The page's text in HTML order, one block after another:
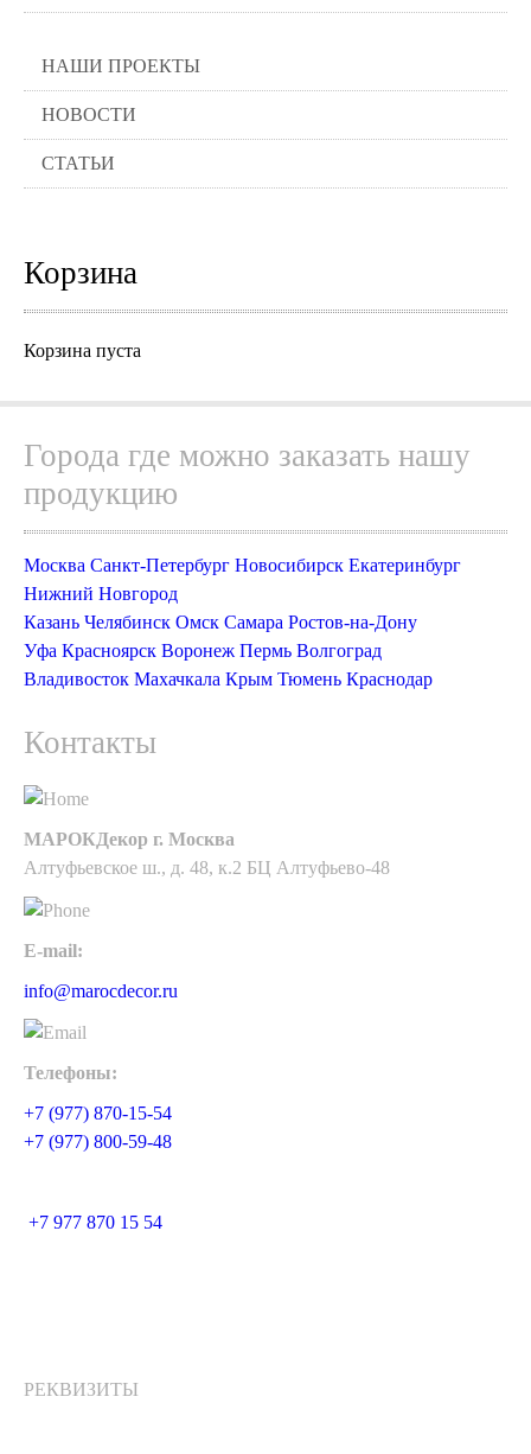
НАШИ ПРОЕКТЫ
НОВОСТИ
СТАТЬИ
Корзина
Корзина пуста
Города где можно заказать нашу
продукцию
Москва Санкт-Петербург Новосибирск Екатеринбург
Нижний Новгород
Казань Челябинск Омск Самара Ростов-на-Дону
Уфа Красноярск Воронеж Пермь Волгоград
Владивосток Махачкала Крым Тюмень Краснодар
Контакты
МАРОКДекор г. Москва
Алтуфьевское ш., д. 48, к.2 БЦ Алтуфьево-48
E-mail:
info@marocdecor.ru
Телефоны:
+7 (977) 870-15-54
+7 (977) 800-59-48
+7 977 870 15 54
РЕКВИЗИТЫ